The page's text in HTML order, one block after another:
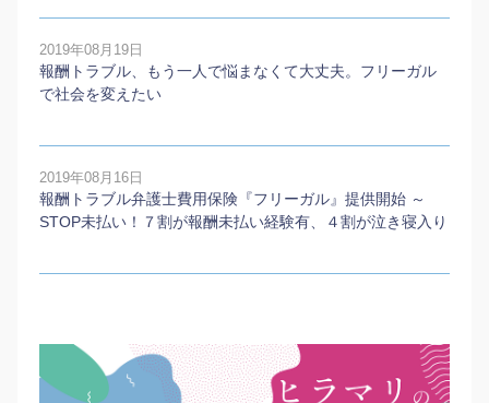
2019年08月19日
報酬トラブル、もう一人で悩まなくて大丈夫。フリーガル
で社会を変えたい
2019年08月16日
報酬トラブル弁護士費用保険『フリーガル』提供開始 ～
STOP未払い！７割が報酬未払い経験有、４割が泣き寝入り